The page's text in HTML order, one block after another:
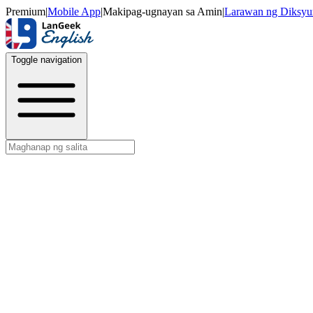
Premium|Mobile App|Makipag-ugnayan sa Amin|Larawan ng
Toggle navigation